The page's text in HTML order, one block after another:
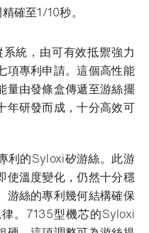
確至1/10秒。
統，由可有效抵禦強力
項專利申請。這個高性能
量由發條盒傳遞至游絲擺
年研發而成，十分高效可
利的Syloxi矽游絲。此游
使溫度變化，仍然十分穩
游絲的專利幾何結構確保
。7135型機芯的Syloxi